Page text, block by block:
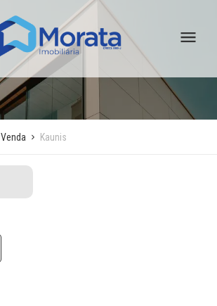
Venda Kaunis